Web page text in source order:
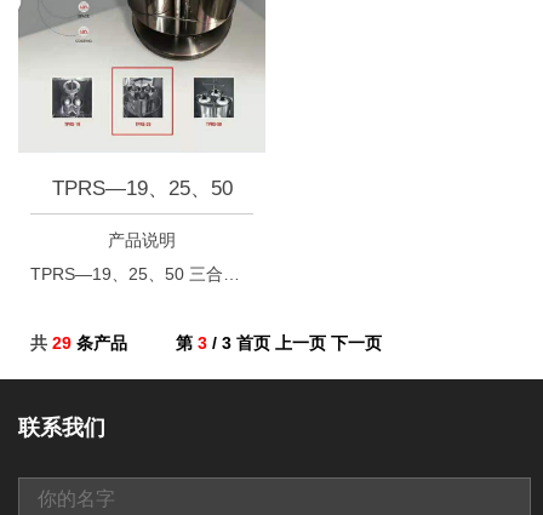
TPRS—19、25、50
产品说明
共 29 条产品 第 3 / 3 首页 上一页 下一页
联系我们